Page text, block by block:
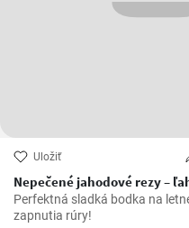
Uložiť
Nepečené jahodové rezy –
Perfektná sladká bodka na letné dni, ktorú zvládnete aj bez
zapnutia rúry!